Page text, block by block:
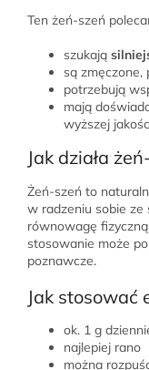
Ten żeń-szeń
szukają
są zmęczone,
potrzebują
mają
wyższej
Jak działa
Żeń-szeń to
w radzeniu sobie ze
równowagę
stosowanie może
poznawcze.
Jak stosować
ok. 1 g
najlepiej rano
można